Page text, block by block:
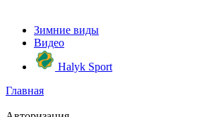
Зимние виды
Видео
Halyk Sport
Главная